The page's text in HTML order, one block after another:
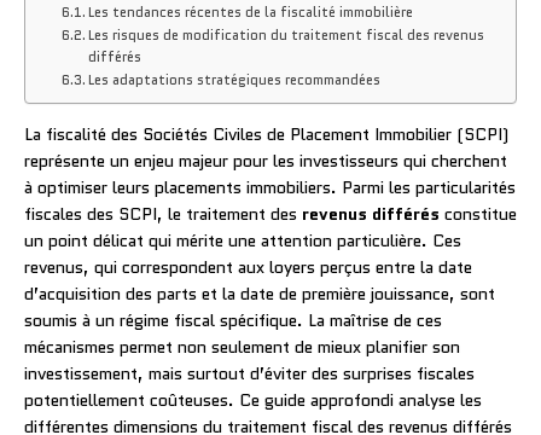
Les tendances récentes de la fiscalité immobilière
Les risques de modification du traitement fiscal des revenus
différés
Les adaptations stratégiques recommandées
La fiscalité des Sociétés Civiles de Placement Immobilier (SCPI)
représente un enjeu majeur pour les investisseurs qui cherchent
à optimiser leurs placements immobiliers. Parmi les particularités
fiscales des SCPI, le traitement des revenus différés constitue
un point délicat qui mérite une attention particulière. Ces
revenus, qui correspondent aux loyers perçus entre la date
d’acquisition des parts et la date de première jouissance, sont
soumis à un régime fiscal spécifique. La maîtrise de ces
mécanismes permet non seulement de mieux planifier son
investissement, mais surtout d’éviter des surprises fiscales
potentiellement coûteuses. Ce guide approfondi analyse les
différentes dimensions du traitement fiscal des revenus différés